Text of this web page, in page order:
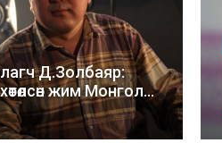
Д.Золбаяр:
жим Монгол
бол Монголын
талаар их сайхан